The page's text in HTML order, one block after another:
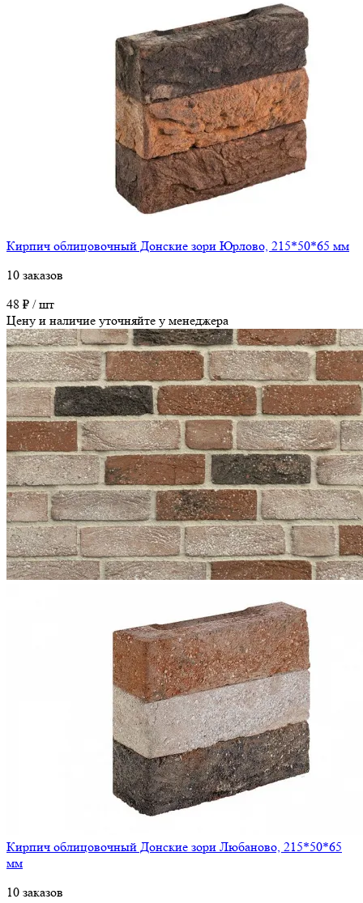
Кирпич облицовочный Донские зори Юрлово, 215*50*65 мм
10 заказов
48 ₽ / шт
Цену и наличие уточняйте у менеджера
Кирпич облицовочный Донские зори Любаново, 215*50*65
мм
10 заказов